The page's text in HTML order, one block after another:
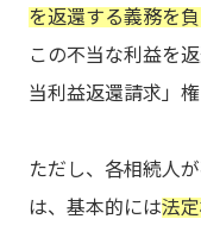
を返還する義務を
この不当な利益を
当利益返還請求」権
ただし、各相続人
は、基本的には法